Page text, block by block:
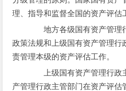
理、指导和监督全国的资产评估
地方各级国有资产管理
政策法规和上级国有资产管理行
责管理本级的资产评估工作。
上级国有资产管理行政
产管理行政主管部门在资产评估